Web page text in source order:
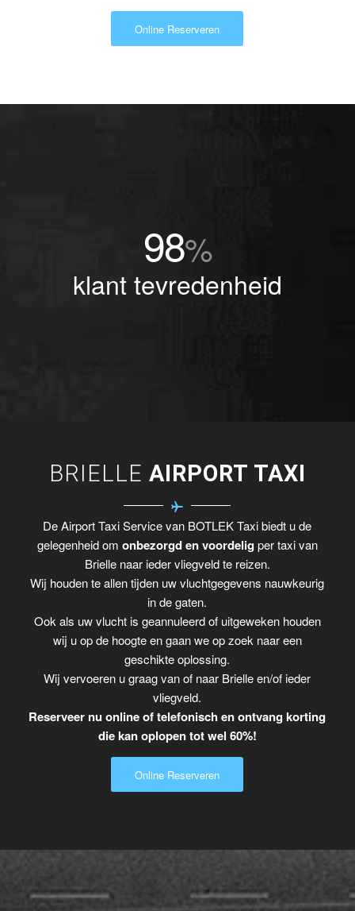
Online Reserveren
98%
klant tevredenheid
BRIELLE AIRPORT TAXI
De Airport Taxi Service van BOTLEK Taxi biedt u de
gelegenheid om onbezorgd en voordelig per taxi van
Brielle naar ieder vliegveld te reizen.
Wij houden te allen tijden uw vluchtgegevens nauwkeurig
in de gaten.
Ook als uw vlucht is geannuleerd of uitgeweken houden
wij u op de hoogte en gaan we op zoek naar een
geschikte oplossing.
Wij vervoeren u graag van of naar Brielle en/of ieder
vliegveld.
Reserveer nu online of telefonisch en ontvang korting
die kan oplopen tot wel 60%!
Online Reserveren